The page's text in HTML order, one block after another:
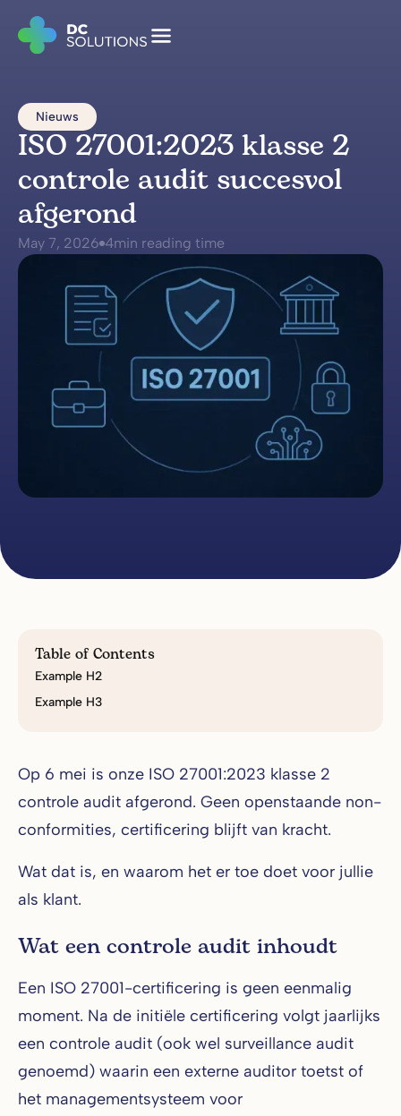
Nieuws
ISO 27001:2023 klasse 2
controle audit succesvol
afgerond
May 7, 2026 4min reading time
Table of Contents
Example H2
Example H3
Op 6 mei is onze ISO 27001:2023 klasse 2
controle audit afgerond. Geen openstaande non-
conformities, certificering blijft van kracht.
Wat dat is, en waarom het er toe doet voor jullie
als klant.
Wat een controle audit inhoudt
Een ISO 27001-certificering is geen eenmalig
moment. Na de initiële certificering volgt jaarlijks
een controle audit (ook wel surveillance audit
genoemd) waarin een externe auditor toetst of
het managementsysteem voor